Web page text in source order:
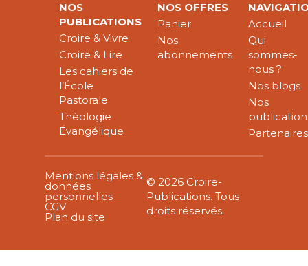
NOS
PUBLICATIONS
Croire & Vivre
Croire & Lire
Les cahiers de
l’École
Pastorale
Théologie
Évangélique
NOS OFFRES
Panier
Nos
abonnements
Accueil
Qui
sommes-
nous ?
Nos blogs
Nos
Partenaires
Mentions légales &
données
personnelles
CGV
Plan du site
© 2026 Croire-
Publications. Tous
droits réservés.